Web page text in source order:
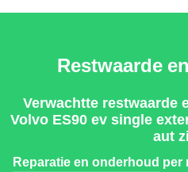
Restwaarde
Verwachtte restwaarde
Volvo ES90 ev single
aut
Reparatie en onderhoud per